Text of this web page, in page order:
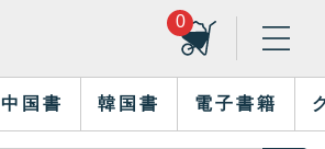
0
中国書 韓国書 電子書籍